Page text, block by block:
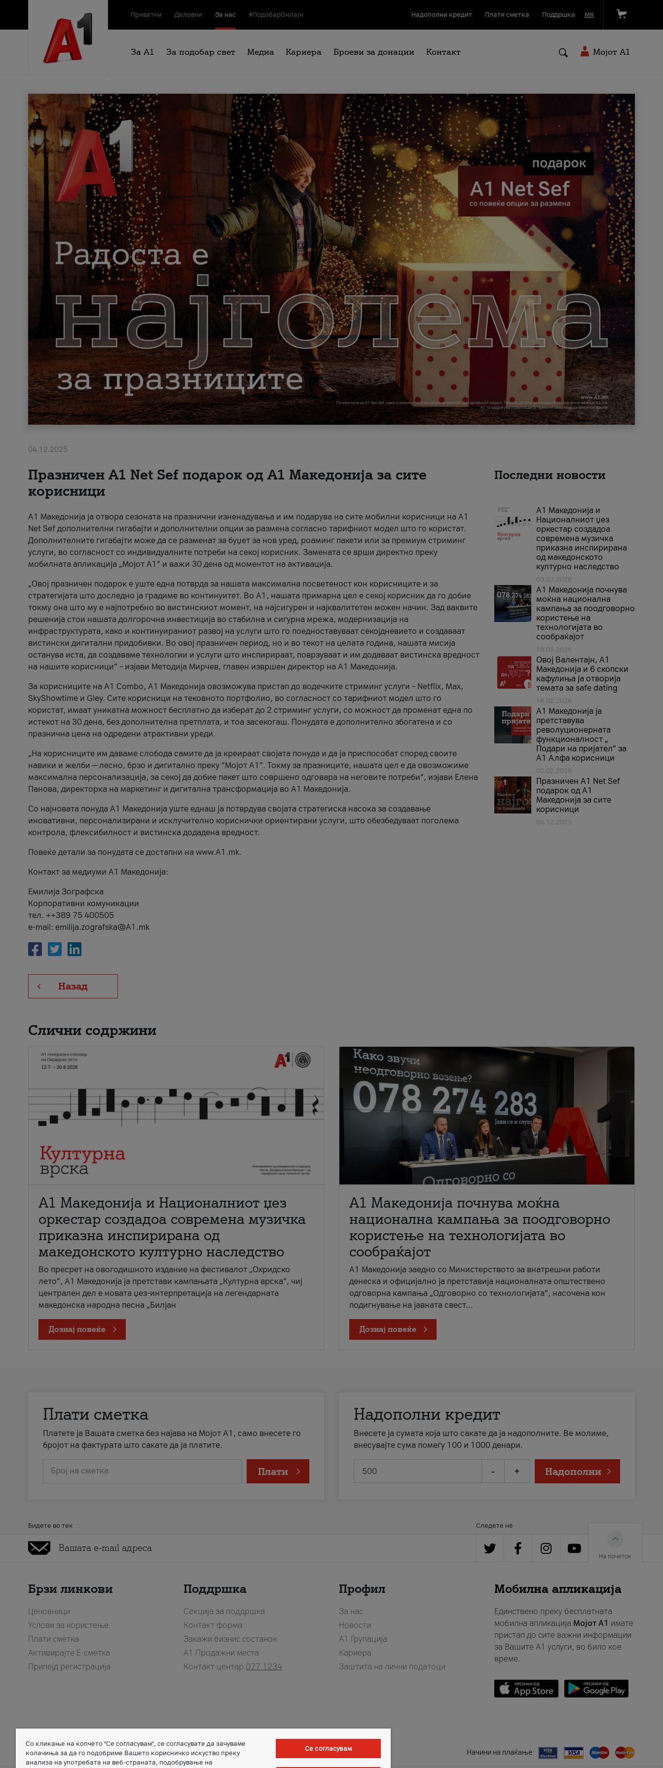
Приватни Деловни За нас #ПодобарОнлајн Надополни кредит Плати сметка Поддршка МК
За А1 За подобар свет Медиа Кариера Броеви за донации Контакт Мојот A1
04.12.2025
Празничен A1 Net Sеf подарок од А1 Македонија за сите
корисници
А1 Македонија ја отвора сезоната на празнични изненадувања и им подарува на сите мобилни корисници на A1
Net Sef дополнителни гигабајти и дополнителни опции за размена согласно тарифниот модел што го користат.
Дополнителните гигабајти може да се разменат за буџет за нов уред, роаминг пакети или за премиум стриминг
услуги, во согласност со индивидуалните потреби на секој корисник. Замената се врши директно преку
мобилната апликација „Мојот А1“ и важи 30 дена од моментот на активација.
„Овој празничен подарок е уште една потврда за нашата максимална посветеност кон корисниците и за
стратегијата што доследно ја градиме во континуитет. Во А1, нашата примарна цел е секој корисник да го добие
токму она што му е најпотребно во вистинскиот момент, на најсигурен и најквалитетен можен начин. Зад ваквите
решенија стои нашата долгорочна инвестиција во стабилна и сигурна мрежа, модернизација на
инфраструктурата, како и континуираниот развој на услуги што го поедноставуваат секојдневието и создаваат
вистински дигитални придобивки. Во овој празничен период, но и во текот на целата година, нашата мисија
останува иста, да создаваме технологии и услуги што инспирираат, поврзуваат и им додаваат вистинска вредност
на нашите корисници“ – изјави Методија Мирчев, главен извршен директор на А1 Македонија.
За корисниците на A1 Combo, А1 Македонија овозможува пристап до водечките стриминг услуги – Netflix, Max,
SkyShowtime и Gley. Сите корисници на тековното портфолио, во согласност со тарифниот модел што го
користат, имаат уникатна можност бесплатно да изберат до 2 стриминг услуги, со можност да променат една по
истекот на 30 дена, без дополнителна претплата, и тоа засекогаш. Понудата е дополнително збогатена и со
празнична цена на одредени атрактивни уреди.
„На корисниците им даваме слобода самите да ја креираат својата понуда и да ја приспособат според своите
навики и желби — лесно, брзо и дигитално преку “Мојот А1”. Токму за празниците, нашата цел е да овозможиме
максимална персонализација, за секој да добие пакет што совршено одговара на неговите потреби“, изјави Елена
Панова, директорка на маркетинг и дигитална трансформација во А1 Македонија.
Со најновата понуда А1 Македонија уште еднаш ја потврдува својата стратегиска насока за создавање
иновативни, персонализирани и исклучително кориснички ориентирани услуги, што обезбедуваат поголема
контрола, флексибилност и вистинска додадена вредност.
Повеќе детали за понудата се достапни на www.А1.mk.
Контакт за медиуми А1 Македонија:
Емилија Зографска
Корпоративни комуникации
тел. ++389 75 400505
e-mail: emilija.zografska@A1.mk
Назад
Последни новости
А1 Македонија и
Националниот џез
оркестар создадоа
современа музичка
приказна инспирирана
од македонското
културно наследство
03.07.2026
A1 Македонија почнува
моќна национална
кампања за поодговорно
користење на
технологијата во
сообраќајот
18.05.2026
Овој Валентајн, A1
Македонија и 6 скопски
кафулиња ја отворија
темата за safe dating
16.02.2026
А1 Македонија ја
претставува
револуционерната
функционалност „
Подари на пријател“ за
А1 Алфа корисници
02.02.2026
Празничен A1 Net Sеf
подарок од А1
Македонија за сите
корисници
04.12.2025
Слични содржини
А1 Македонија и Националниот џез
оркестар создадоа современа музичка
приказна инспирирана од
македонското културно наследство
Во пресрет на овогодишното издание на фестивалот „Охридско
лето“, А1 Македонија ја претстави кампањата „Културна врска“, чиј
централен дел е новата џез-интерпретација на легендарната
македонска народна песна „Билјан
Дознај повеќе
A1 Македонија почнува моќна
национална кампања за поодговорно
користење на технологијата во
сообраќајот
A1 Македонија заедно со Министерството за внатрешни работи
денеска и официјално ја претставија националната општествено
одговорна кампања „Одговорно со технологијата“, насочена кон
подигнување на јавната свест...
Дознај повеќе
Плати сметка
Платете ја Вашата сметка без најава на Мојот А1, само внесете го
бројот на фактурата што сакате да ја платите.
Број на сметка Плати
Надополни кредит
Внесете ја сумата која што сакате да ја надополните. Ве молиме,
внесувајте сума помеѓу 100 и 1000 денари.
- + Надополни
Бидете во тек Следете нè
На почеток
Брзи линкови
Ценовници
Услови за користење
Плати сметка
Активирајте Е-сметка
Припејд регистрација
Поддршка
Секција за поддршка
Контакт форма
Закажи бизнис состанок
A1 Продажни места
Контакт центар 077 1234
Профил
За нас
Новости
А1 Групација
Кариера
Заштита на лични податоци
Мобилна апликација
Единствено преку бесплатната
мобилна апликација Мојот A1 имате
пристап до сите важни информации
за Вашите A1 услуги, во било кое
време.
Member of Начини на плаќање
Со кликање на копчето "Се согласувам", се согласувате да зачуваме
колачиња за да го подобриме Вашето корисничко искуство преку
анализа на употребата на веб-страната, подобрување на
Се согласувам